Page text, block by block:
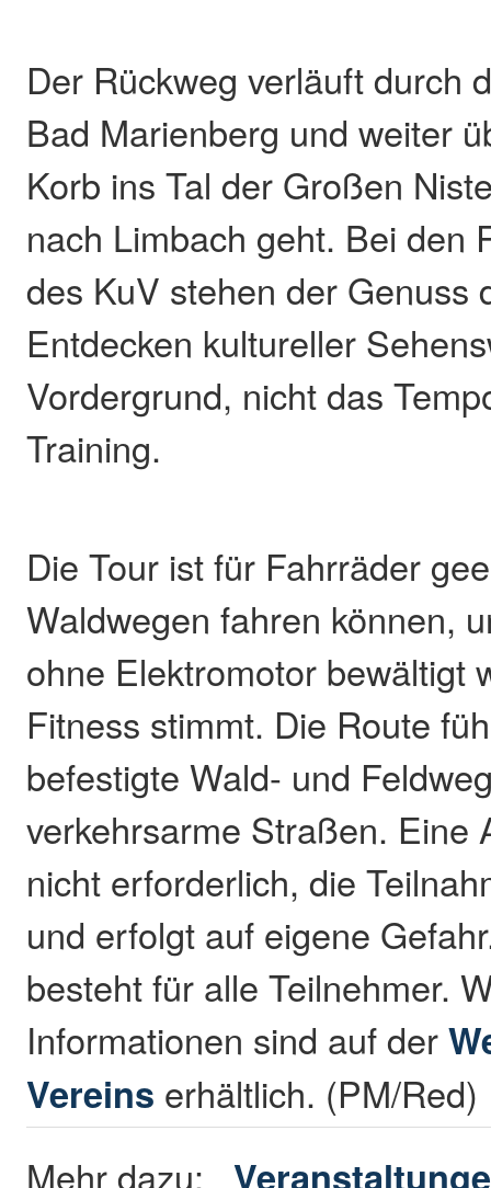
Der Rückweg verläuft durch
Bad Marienberg und weiter
Korb ins Tal der Großen
nach Limbach geht. Bei den
des KuV stehen der Genuss
Entdecken kultureller
Vordergrund, nicht das
Training.
Die Tour ist für Fahrräder
Waldwegen fahren können,
ohne Elektromotor bewältigt
Fitness stimmt. Die Route
befestigte Wald- und
verkehrsarme Straßen. Eine
nicht erforderlich, die
und erfolgt auf eigene
besteht für alle Teilnehmer.
Informationen sind auf der
Vereins erhältlich. (PM/Red)
Mehr dazu: